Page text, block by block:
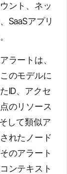
ント、ネッ
SaaSアプリ
ラートは、
のモデルに
ID、アクセ
のリソース
して類似ア
れたノード
のアラート
ンテキスト